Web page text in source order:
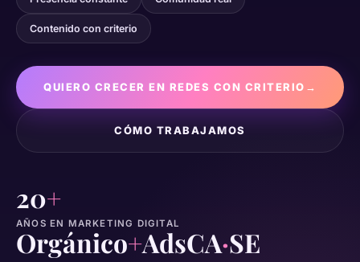
Contenido con criterio
QUIERO CRECER EN REDES CON CRITERIO →
CÓMO TRABAJAMOS
20+
AÑOS EN MARKETING DIGITAL
Orgánico+AdsCA·SE